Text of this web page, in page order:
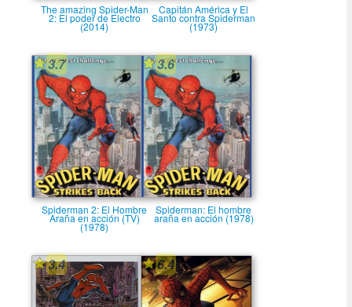
The amazing Spider-Man
2: El poder de Electro
(2014)
Capitán América y El
Santo contra Spiderman
(1973)
3.7
Spiderman 2: El Hombre
Araña en acción (TV)
(1978)
3.6
Spiderman: El hombre
araña en acción (1978)
3.4 6.4